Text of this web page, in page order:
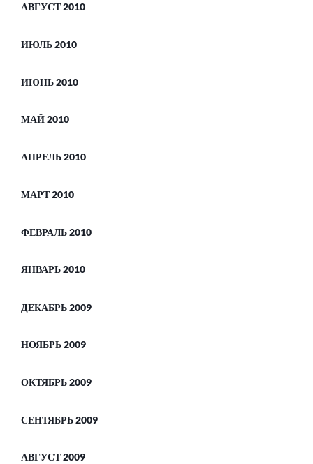
АВГУСТ 2010
ИЮЛЬ 2010
ИЮНЬ 2010
МАЙ 2010
АПРЕЛЬ 2010
МАРТ 2010
ФЕВРАЛЬ 2010
ЯНВАРЬ 2010
ДЕКАБРЬ 2009
НОЯБРЬ 2009
ОКТЯБРЬ 2009
СЕНТЯБРЬ 2009
АВГУСТ 2009